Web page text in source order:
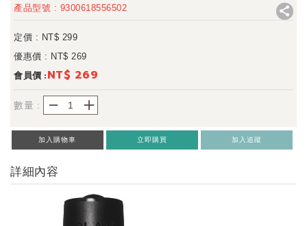
產品型號 : 9300618556502
定價 : NT$ 299
優惠價 : NT$ 269
會員價 : NT$ 269
數量 : ＋
－
加入購物車 立即購買 加入追蹤
詳細內容